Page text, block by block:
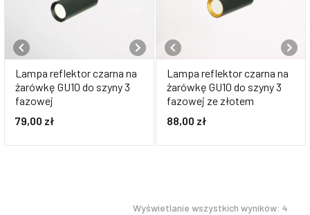
Lampa reflektor czarna na
żarówkę GU10 do szyny 3
fazowej
79,00 zł
Lampa reflektor czarna na
żarówkę GU10 do szyny 3
fazowej ze złotem
88,00 zł
Wyświetlanie wszystkich wyników: 4